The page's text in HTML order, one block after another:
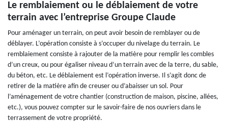
Le remblaiement ou le déblaiement de votre
terrain avec l’entreprise Groupe Claude
Pour aménager un terrain, on peut avoir besoin de remblayer ou de
déblayer. L’opération consiste à s’occuper du nivelage du terrain. Le
remblaiement consiste à rajouter de la matière pour remplir les combles
d’un creux, ou pour égaliser niveau d’un terrain avec de la terre, du sable,
du béton, etc. Le déblaiement est l’opération inverse. Il s’agit donc de
retirer de la matière afin de creuser ou d’abaisser un sol. Pour
l’aménagement de votre chantier (construction de maison, piscine, allées,
etc.), vous pouvez compter sur le savoir-faire de nos ouvriers dans le
terrassement de votre propriété.